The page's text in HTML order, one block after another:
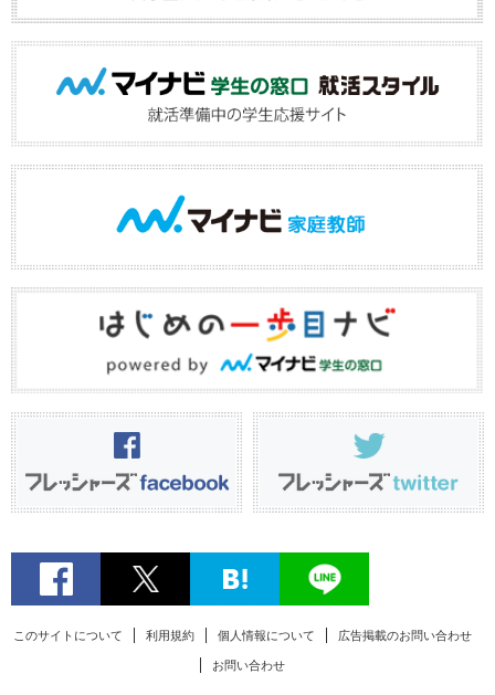
このサイトについて 利用規約 個人情報について 広告掲載のお問い合わせ
お問い合わせ